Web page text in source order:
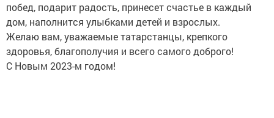
побед, подарит радость, принесет счастье в каждый
дом, наполнится улыбками детей и взрослых.
Желаю вам, уважаемые татарстанцы, крепкого
здоровья, благополучия и всего самого доброго!
С Новым 2023-м годом!